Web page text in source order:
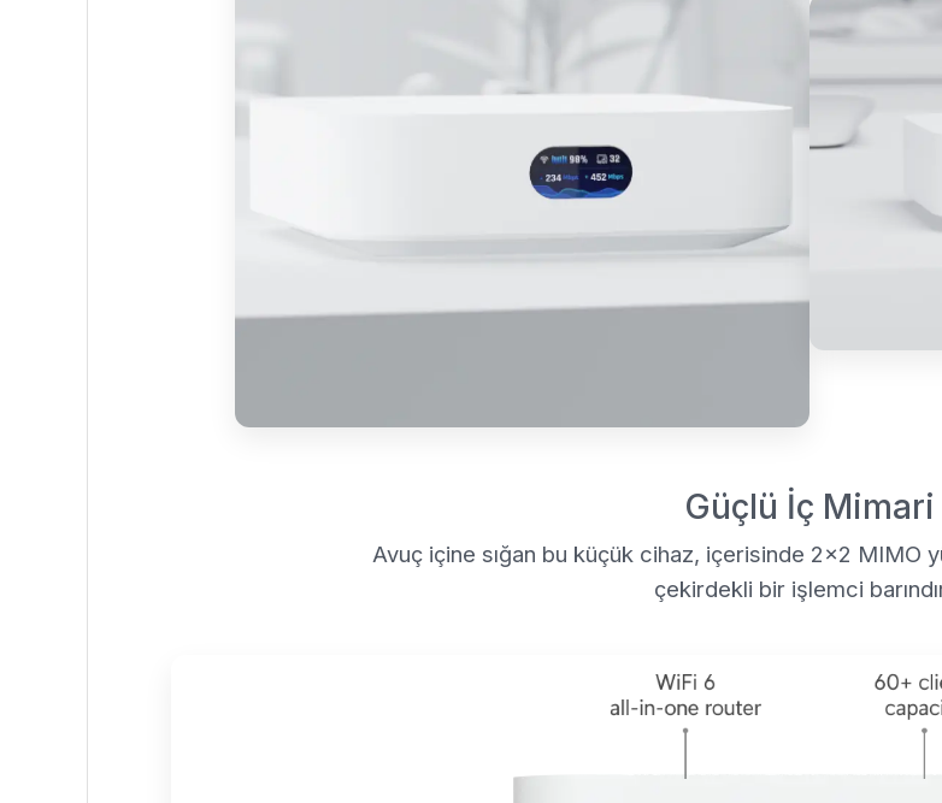
Güçlü İç Mimari
Avuç içine sığan bu küçük cihaz, içerisinde 2x2 MIMO
çekirdekli bir işlemci